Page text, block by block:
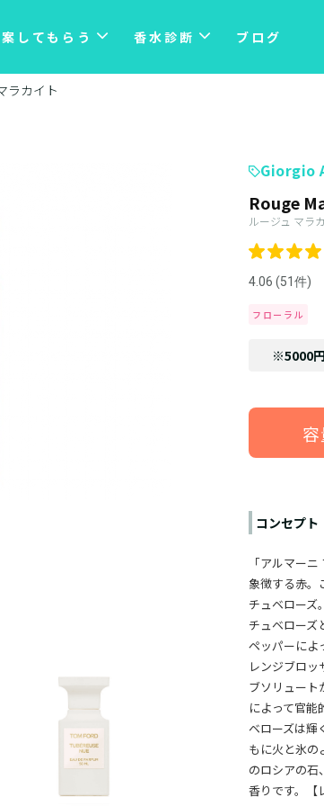
してもらう 香水診断 ブログ
ラカイト
Giorgio
Rouge
ルージュ マラ
4.06 (51件)
フローラル
※5000
コンセプト
「アルマー
象徴する赤。
チュベローズ
チュベローズ
ペッパーによ
レンジブロ
ブソリュート
によって官
ベローズは輝
もに火と氷の
のロシアの石
香りです。